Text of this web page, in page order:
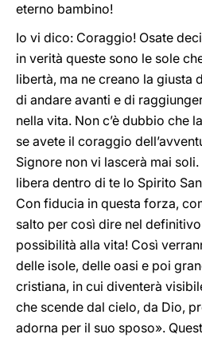
eterno bambino!
Io vi dico: Coraggio! Osate
in verità queste sono le sole
libertà, ma ne creano la giusta
di andare avanti e di
nella vita. Non c’è dubbio che
se avete il coraggio
Signore non vi lascerà mai
libera dentro di te lo Spirito
Con fiducia in questa forza,
salto per così dire nel
possibilità alla vita! Così
delle isole, delle oasi e poi
cristiana, in cui diventerà
che scende dal cielo, da Dio,
adorna per il suo sposo».